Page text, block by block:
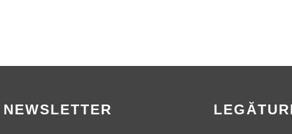
NEWSLETTER